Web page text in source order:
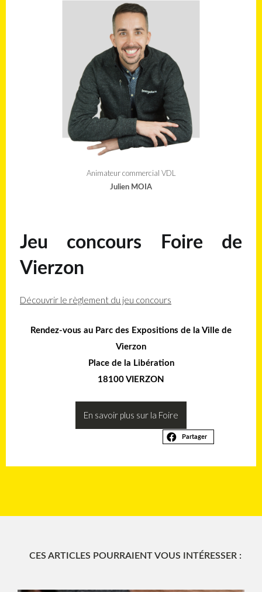
Animateur commercial VDL
Julien MOIA
Jeu concours Foire de
Vierzon
Découvrir le règlement du jeu concours
Rendez-vous au Parc des Expositions de la Ville de
Vierzon
Place de la Libération
18100 VIERZON
En savoir plus sur la Foire
Partager
CES ARTICLES POURRAIENT VOUS INTÉRESSER :